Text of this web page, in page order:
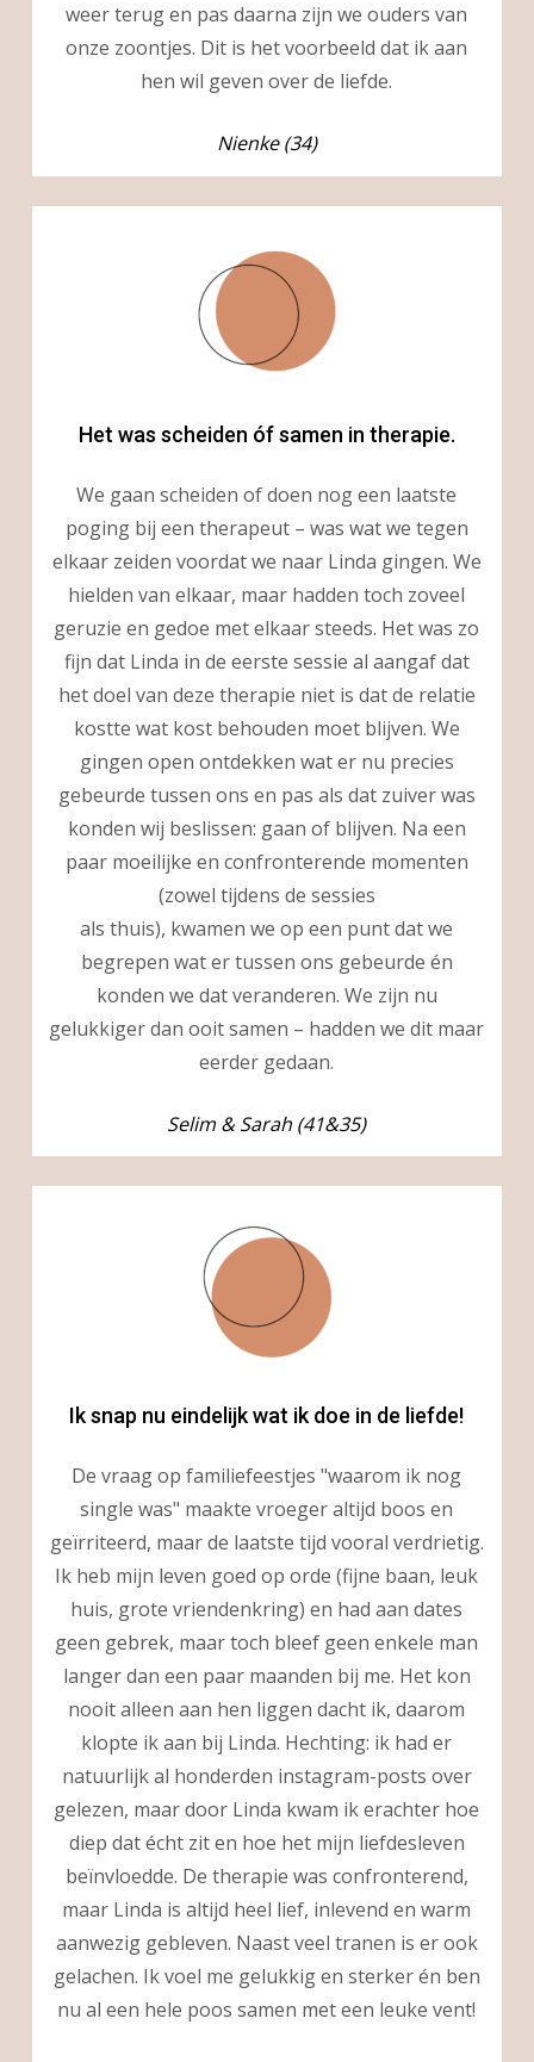
weer terug en pas daarna zijn we ouders van
onze zoontjes. Dit is het voorbeeld dat ik aan
hen wil geven over de liefde.
Nienke (34)
Het was scheiden óf samen in therapie.
We gaan scheiden of doen nog een laatste
poging bij een therapeut – was wat we tegen
elkaar zeiden voordat we naar Linda gingen. We
hielden van elkaar, maar hadden toch zoveel
geruzie en gedoe met elkaar steeds. Het was zo
fijn dat Linda in de eerste sessie al aangaf dat
het doel van deze therapie niet is dat de relatie
kostte wat kost behouden moet blijven. We
gingen open ontdekken wat er nu precies
gebeurde tussen ons en pas als dat zuiver was
konden wij beslissen: gaan of blijven. Na een
paar moeilijke en confronterende momenten
(zowel tijdens de sessies
als thuis), kwamen we op een punt dat we
begrepen wat er tussen ons gebeurde én
konden we dat veranderen. We zijn nu
gelukkiger dan ooit samen – hadden we dit maar
eerder gedaan.
Selim & Sarah (41&35)
Ik snap nu eindelijk wat ik doe in de liefde!
De vraag op familiefeestjes "waarom ik nog
single was" maakte vroeger altijd boos en
geïrriteerd, maar de laatste tijd vooral verdrietig.
Ik heb mijn leven goed op orde (fijne baan, leuk
huis, grote vriendenkring) en had aan dates
geen gebrek, maar toch bleef geen enkele man
langer dan een paar maanden bij me. Het kon
nooit alleen aan hen liggen dacht ik, daarom
klopte ik aan bij Linda. Hechting: ik had er
natuurlijk al honderden instagram-posts over
gelezen, maar door Linda kwam ik erachter hoe
diep dat écht zit en hoe het mijn liefdesleven
beïnvloedde. De therapie was confronterend,
maar Linda is altijd heel lief, inlevend en warm
aanwezig gebleven. Naast veel tranen is er ook
gelachen. Ik voel me gelukkig en sterker én ben
nu al een hele poos samen met een leuke vent!